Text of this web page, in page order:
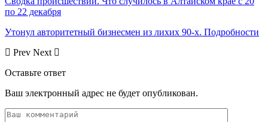
по 22 декабря
Утонул авторитетный бизнесмен из лихих 90-х. Подробности
Prev Next
Оставьте ответ
Ваш электронный адрес не будет опубликован.